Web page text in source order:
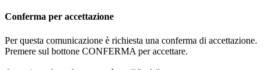
Conferma per accettazione
Per questa comunicazione è richiesta una conferma di accettazione.
Premere sul bottone CONFERMA per accettare.